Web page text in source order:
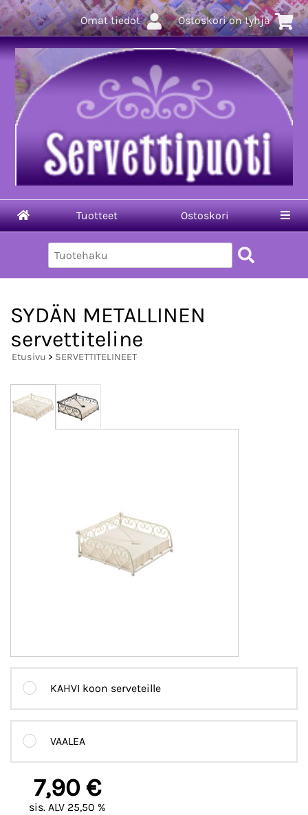
Omat tiedot Ostoskori on tyhjä
Tuotteet Ostoskori
SYDÄN METALLINEN
servettiteline
Etusivu > SERVETTITELINEET
KAHVI koon serveteille
VAALEA
7,90 €
sis. ALV 25,50 %